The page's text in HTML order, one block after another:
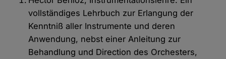
vollständiges Lehrbuch zur Erlangung der
Kenntniß aller Instrumente und deren
Anwendung, nebst einer Anleitung zur
Behandlung und Direction des Orchesters,